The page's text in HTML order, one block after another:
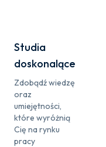
Studia
doskonalące
Zdobądź wiedzę
oraz
umiejętności,
które wyróżnią
Cię na rynku
pracy